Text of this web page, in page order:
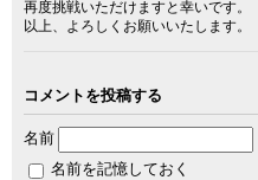
再度挑戦いただけますと幸いです。
以上、よろしくお願いいたします。
コメントを投稿する
名前
名前を記憶しておく